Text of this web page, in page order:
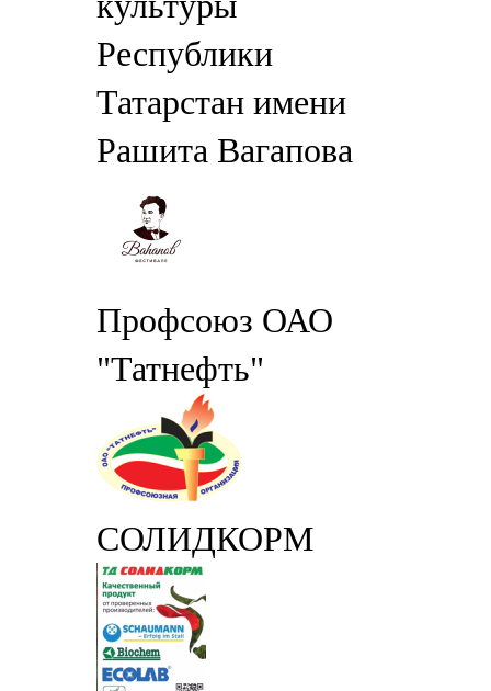
Республики
Татарстан имени
Рашита Вагапова
Профсоюз ОАО
"Татнефть"
СОЛИДКОРМ